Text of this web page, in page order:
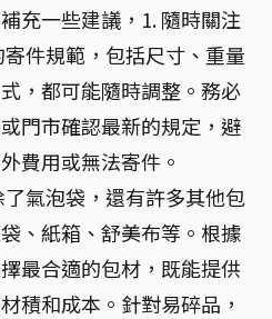
充一些建議，1. 隨時關注
件規範，包括尺寸、重量
，都可能隨時調整。務必
門市確認最新的規定，避
費用或無法寄件。
氣泡袋，還有許多其他包
、紙箱、舒美布等。根據
最合適的包材，既能提供
積和成本。針對易碎品，